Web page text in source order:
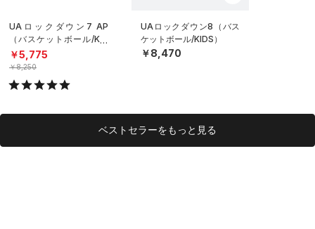
UAロックダウン7 AP
（バスケットボール/KID
S）
￥5,775
￥8,250
UAロックダウン8（バス
ケットボール/KIDS）
￥8,470
ベストセラーをもっと見る